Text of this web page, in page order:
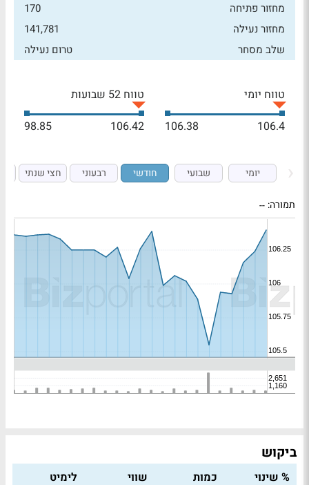
מחזור פתיחה
170
מחזור נעילה
141,781
שלב מסחר
טרום נעילה
טווח יומי
106.4
106.38
טווח 52 שבועות
106.42
98.85
יומי שבועי חודשי רבעוני חצי שנתי
תמורה: --
ביקוש
% שינוי כמות שווי
לימיט